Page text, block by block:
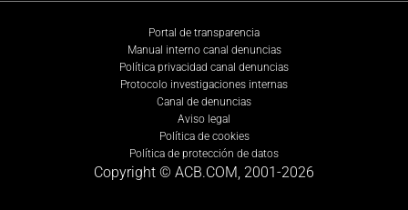
Portal de transparencia
Manual interno canal denuncias
Política privacidad canal denuncias
Protocolo investigaciones internas
Canal de denuncias
Aviso legal
Política de cookies
Política de protección de datos
Copyright © ACB.COM, 2001-2026